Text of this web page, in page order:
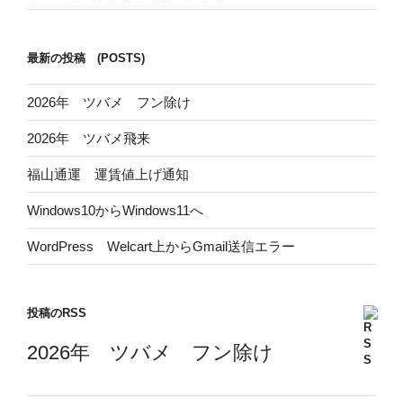
最新の投稿 (POSTS)
2026年 ツバメ フン除け
2026年 ツバメ飛来
福山通運 運賃値上げ通知
Windows10からWindows11へ
WordPress Welcart上からGmail送信エラー
投稿のRSS
2026年 ツバメ フン除け